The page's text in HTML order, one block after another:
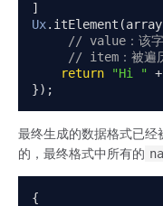
]
Ux. itElement (array
// value：该字
// item：被遍
return
"Hi " +
});
最终生成的数据格式已经
的，最终格式中所有的
{